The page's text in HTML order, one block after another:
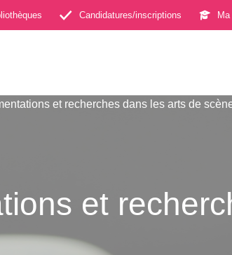
Candidatures/inscriptions Ma
et recherches dans les arts de
et